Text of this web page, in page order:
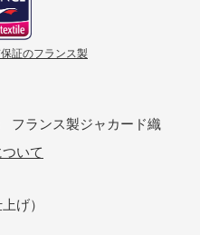
証のフランス製
フランス製ジャカード織
いて
げ）